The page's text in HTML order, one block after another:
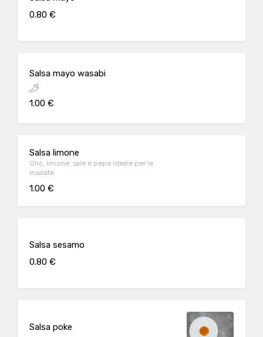
0.80 €
Salsa mayo wasabi
1.00 €
Salsa limone
Olio, limone, sale e pepe ideale per le
insalate
1.00 €
Salsa sesamo
0.80 €
Salsa poke